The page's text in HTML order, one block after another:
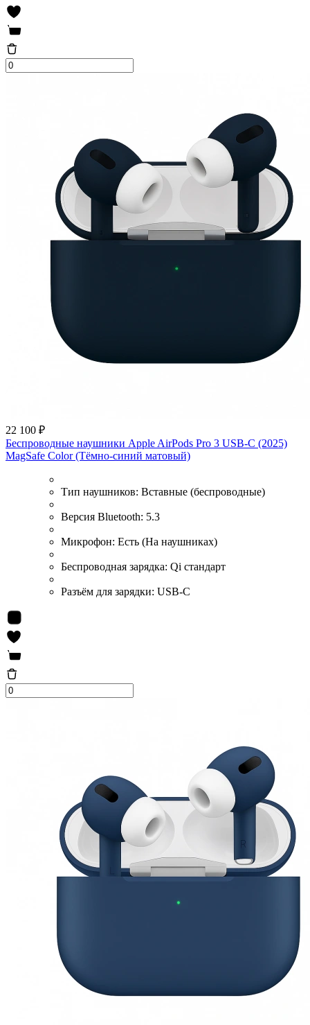
22 100 ₽
Беспроводные наушники Apple AirPods Pro 3 USB-C (2025)
MagSafe Color (Тёмно-синий матовый)
Тип наушников: Вставные (беспроводные)
Версия Bluetooth: 5.3
Микрофон: Есть (На наушниках)
Беспроводная зарядка: Qi стандарт
Разъём для зарядки: USB-C